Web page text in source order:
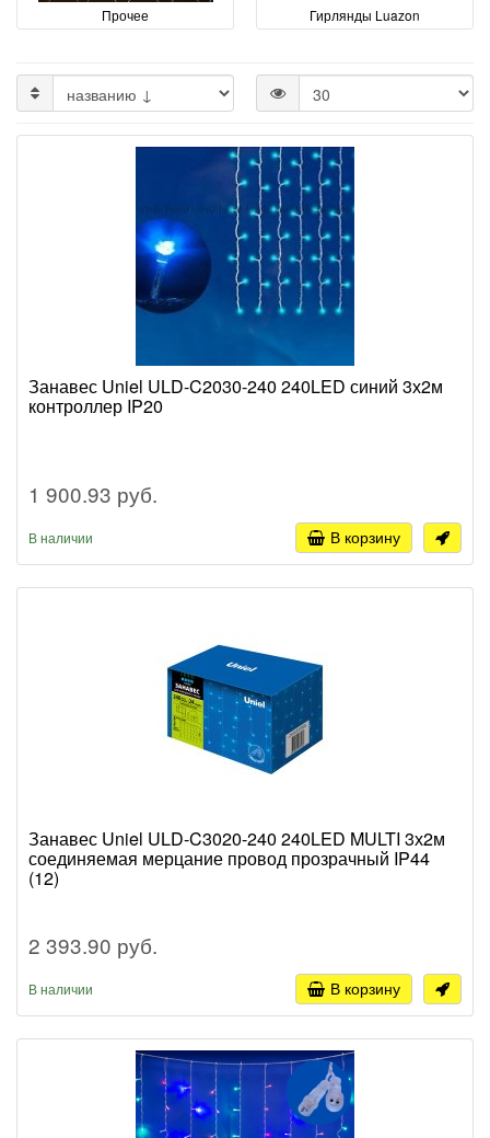
Прочее Гирлянды Luazon
Занавес Uniel ULD-C2030-240 240LED синий 3х2м
контроллер IP20
1 900.93 руб.
В наличии В корзину
Занавес Uniel ULD-C3020-240 240LED MULTI 3х2м
соединяемая мерцание провод прозрачный IP44
(12)
2 393.90 руб.
В наличии В корзину